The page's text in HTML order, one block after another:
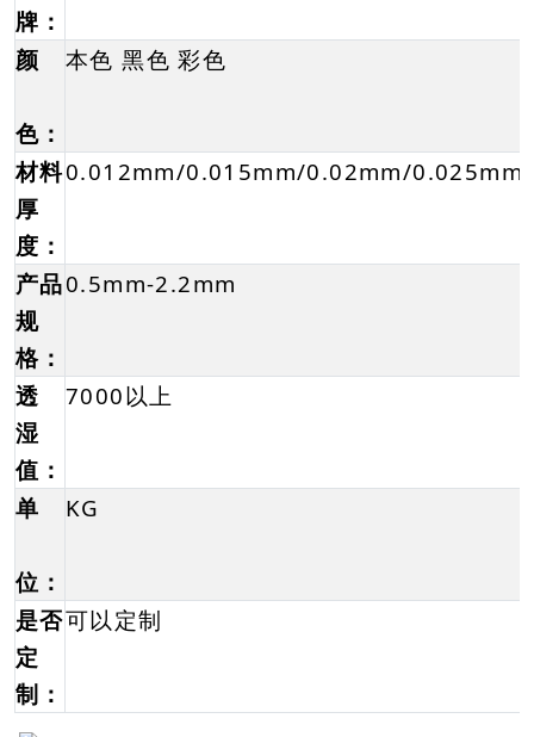
牌：
颜
色：
本色 黑色 彩色
材料
厚
度：
0.012mm/0.015mm/0.02mm/0.025mm
产品
规
格：
0.5mm-2.2mm
透
湿
值：
7000以上
单
位：
KG
是否
定
制：
可以定制